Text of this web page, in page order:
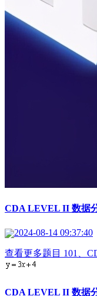
CDA LEVEL II 数据
2024-08-14 09:37:40
查看更多题目 101、
CDA LEVEL II 数据